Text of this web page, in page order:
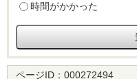
時間がかかった
ページID： 000272494